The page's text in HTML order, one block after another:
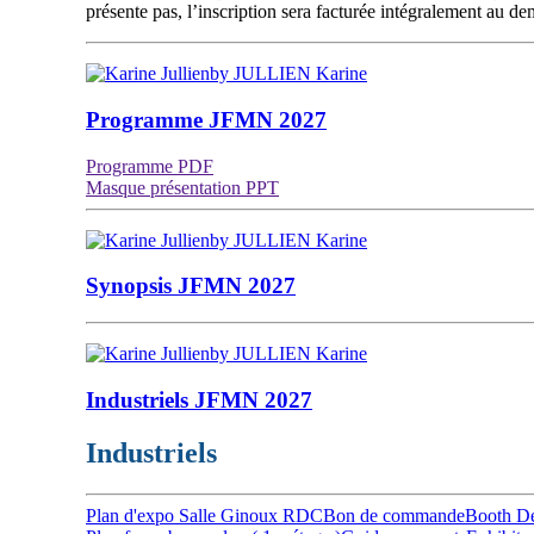
présente pas, l’inscription sera facturée intégralement au
by JULLIEN Karine
Programme JFMN 2027
Programme PDF
Masque présentation PPT
by JULLIEN Karine
Synopsis JFMN 2027
by JULLIEN Karine
Industriels JFMN 2027
Industriels
Plan d'expo Salle Ginoux RDCBon de commandeBooth